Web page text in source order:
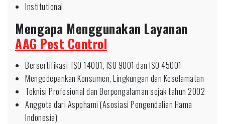
Institutional
Mengapa Menggunakan Layanan
AAG Pest Control
Bersertifikasi ISO 14001, ISO 9001 dan ISO 45001
Mengedepankan Konsumen, Lingkungan dan Keselamatan
Teknisi Profesional dan Berpengalaman sejak tahun 2002
Anggota dari Aspphami (Asosiasi Pengendalian Hama
Indonesia)